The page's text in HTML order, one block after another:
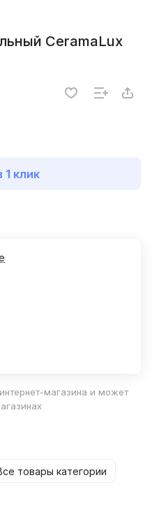
CeramaLux
1 клик
магазина и может
товары категории